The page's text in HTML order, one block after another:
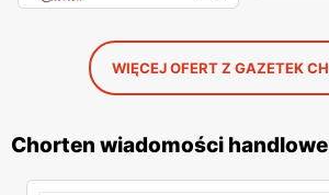
WIĘCEJ OFERT Z GAZETEK
Chorten wiadomości handlowe